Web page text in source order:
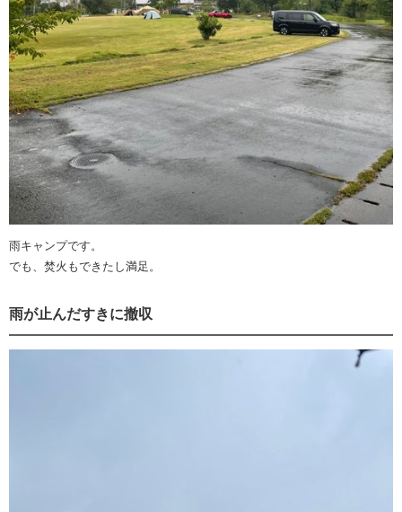
雨キャンプです。
でも、焚火もできたし満足。
雨が止んだすきに撤収